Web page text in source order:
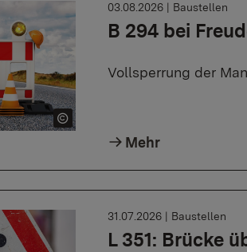
B 294 bei
03.08.2026 | Baustellen
Vollsperrung der
Mehr
L 351: Brücke
31.07.2026 | Baustellen